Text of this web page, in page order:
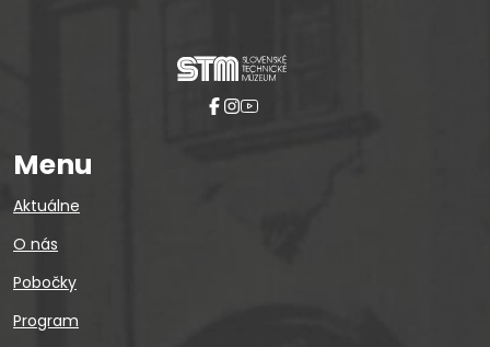
Menu
Aktuálne
O nás
Pobočky
Program